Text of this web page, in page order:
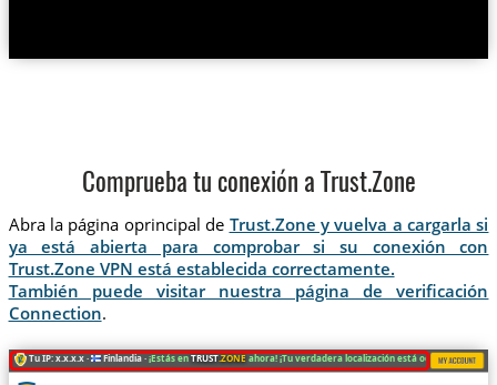
Comprueba tu conexión a Trust.Zone
Abra la página oprincipal de Trust.Zone y vuelva a cargarla si
ya está abierta para comprobar si su conexión con
Trust.Zone VPN está establecida correctamente.
También puede visitar nuestra página de verificación
Connection.
Tu IP: x.x.x.x · Finlandia ·¡Estás enTRUST.ZONE ahora! ¡Tu verdadera localización está oculta!